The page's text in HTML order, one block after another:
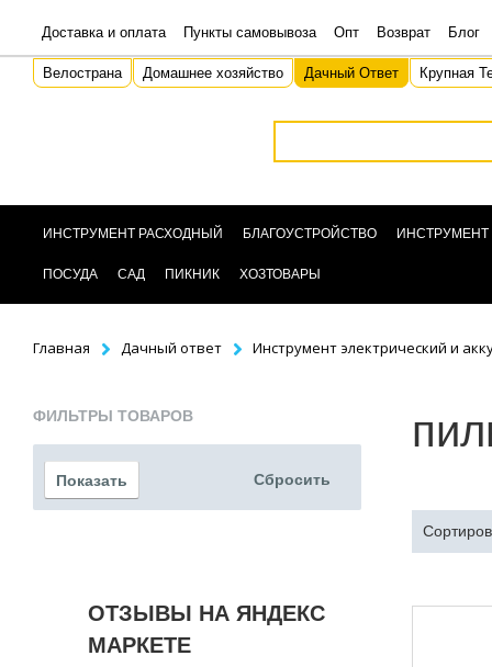
Доставка и оплата Пункты самовывоза Опт Возврат Блог
Велострана Домашнее хозяйство Дачный Ответ Крупная
ИНСТРУМЕНТ РАСХОДНЫЙ БЛАГОУСТРОЙСТВО
ПОСУДА САД ПИКНИК ХОЗТОВАРЫ
Главная Дачный ответ Инструмент электрический и
ФИЛЬТРЫ ТОВАРОВ
ОТЗЫВЫ НА ЯНДЕКС
МАРКЕТЕ